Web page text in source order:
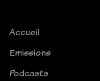
Accueil
Emissions
Podcasts